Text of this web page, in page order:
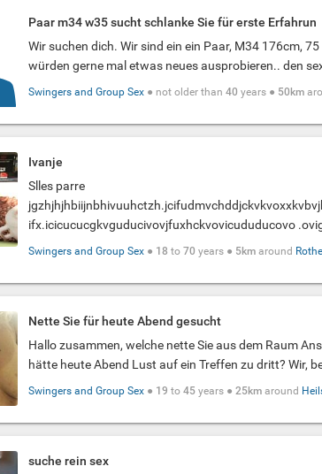
Paar m34 w35 sucht schlanke Sie für erste Erfahrun
Wir suchen dich. Wir sind ein ein Paar, M34 176cm,
würden gerne mal etwas neues ausprobieren.. den
Swingers and Group Sex ● not older than40 years ● 50km
Ivanje
Slles parre
ifx.icicucucgkvguducivovjfuxhckvovicududucovo
Swingers and Group Sex ● 18 to70 years ● 5km around
Nette Sie für heute Abend gesucht
Hallo zusammen, welche nette Sie aus dem Raum
hätte heute Abend Lust auf ein Treffen zu dritt? Wir,
Swingers and Group Sex ● 19 to45 years ●25km around
suche rein sex